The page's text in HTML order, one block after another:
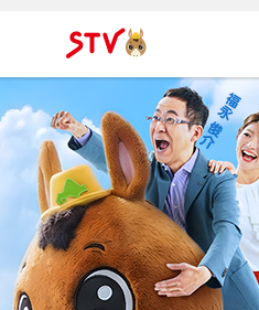
ＳＴＶ札
幌テレビ